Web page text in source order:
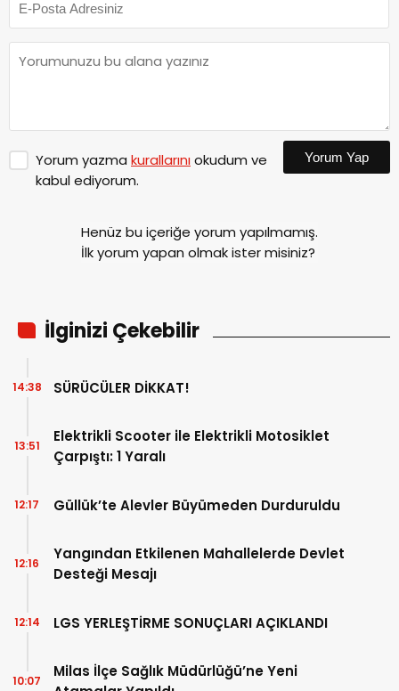
Yorum yazma kurallarınıokudum ve
kabul ediyorum.
Yorum Yap
Henüz bu içeriğe yorum yapılmamış.
İlk yorum yapan olmak ister misiniz?
İlginizi Çekebilir
SÜRÜCÜLER DİKKAT!
14:38
Elektrikli Scooter ile Elektrikli Motosiklet
Çarpıştı: 1 Yaralı
13:51
Güllük’te Alevler Büyümeden Durduruldu
12:17
Yangından Etkilenen Mahallelerde Devlet
Desteği Mesajı
12:16
LGS YERLEŞTİRME SONUÇLARI AÇIKLANDI
12:14
Milas İlçe Sağlık Müdürlüğü’ne Yeni
10:07